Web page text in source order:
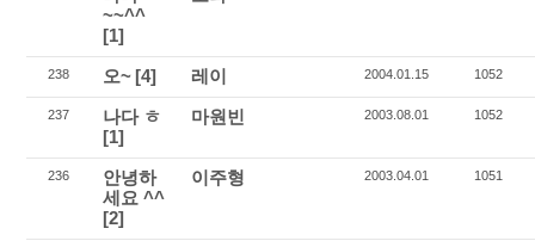
~~^^
[1]
238 오~ [4] 레이 2004.01.15 1052
237
나다 ㅎ
[1]
마원빈 2003.08.01 1052
236
안녕하
세요 ^^
[2]
이주형 2003.04.01 1051